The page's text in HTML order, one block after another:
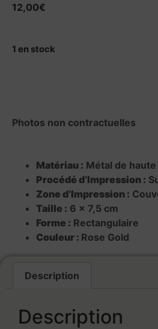
12,00€
1 en stock
Photos non contractuelles
Matériau : Métal de
Procédé d’Impression :
Zone d’Impression :
Taille : 6 x 7,5 cm
Forme : Rectangulaire
Couleur : Rose Gold
Description
Description